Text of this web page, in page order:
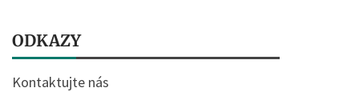
ODKAZY
Kontaktujte nás